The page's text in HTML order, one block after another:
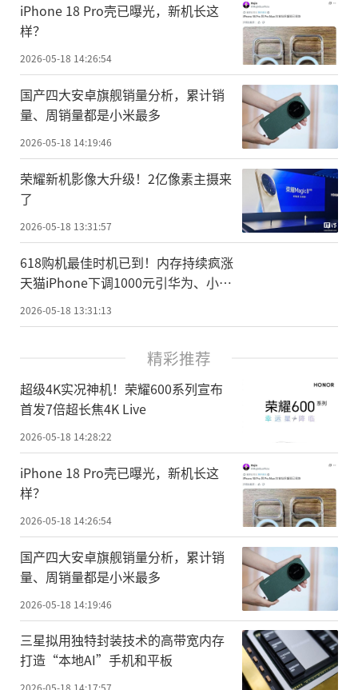
iPhone 18 Pro壳已曝光，新机长这
样？
2026-05-18 14:26:54
国产四大安卓旗舰销量分析，累计销
量、周销量都是小米最多
2026-05-18 14:19:46
荣耀新机影像大升级！2亿像素主摄来
了
2026-05-18 13:31:57
618购机最佳时机已到！内存持续疯涨
天猫iPhone下调1000元引华为、小米
跟进
2026-05-18 13:31:13
精彩推荐
超级4K实况神机！荣耀600系列宣布
首发7倍超长焦4K Live
2026-05-18 14:28:22
iPhone 18 Pro壳已曝光，新机长这
样？
2026-05-18 14:26:54
国产四大安卓旗舰销量分析，累计销
量、周销量都是小米最多
2026-05-18 14:19:46
三星拟用独特封装技术的高带宽内存
打造“本地AI”手机和平板